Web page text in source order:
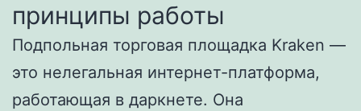
принципы работы
Подпольная торговая площадка Kraken —
это нелегальная интернет-платформа,
работающая в даркнете. Она